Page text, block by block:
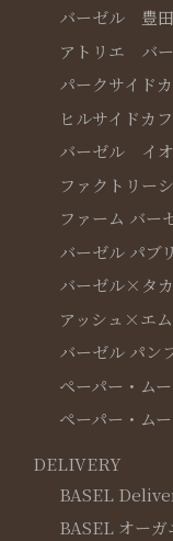
バーゼル 豊
アトリエ バ
パークサイド
ヒルサイドカ
バーゼル イ
ファクトリー
ファーム バー
バーゼル パブ
バーゼル×タ
アッシュ×エ
バーゼル パン
ペーパー・ム
ペーパー・ム
DELIVERY
BASEL
BASEL オー